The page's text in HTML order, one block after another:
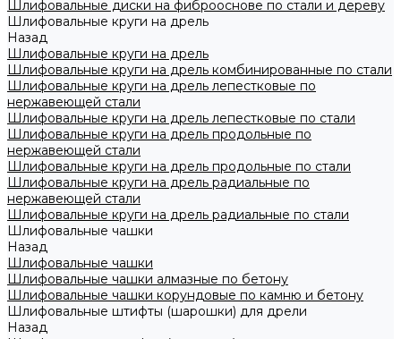
Шлифовальные диски на фиброоснове по стали и дереву
Шлифовальные круги на дрель
Назад
Шлифовальные круги на дрель
Шлифовальные круги на дрель комбинированные по стали
Шлифовальные круги на дрель лепестковые по
нержавеющей стали
Шлифовальные круги на дрель лепестковые по стали
Шлифовальные круги на дрель продольные по
нержавеющей стали
Шлифовальные круги на дрель продольные по стали
Шлифовальные круги на дрель радиальные по
нержавеющей стали
Шлифовальные круги на дрель радиальные по стали
Шлифовальные чашки
Назад
Шлифовальные чашки
Шлифовальные чашки алмазные по бетону
Шлифовальные чашки корундовые по камню и бетону
Шлифовальные штифты (шарошки) для дрели
Назад